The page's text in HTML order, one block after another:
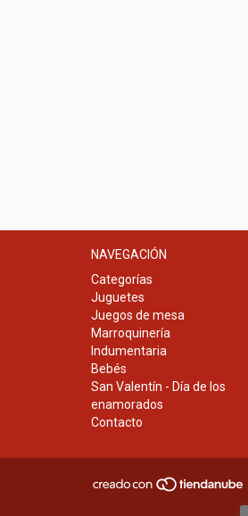
NAVEGACIÓN
Categorías
Juguetes
Juegos de mesa
Marroquinería
Indumentaria
Bebés
San Valentín - Día de los
enamorados
Contacto